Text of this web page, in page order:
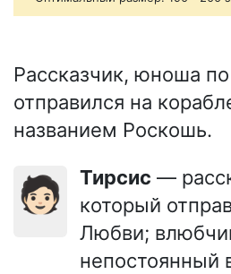
Рассказчик, юноша
отправился на
названием Роскошь.
🧑🏻 Тирсис —
который
Любви;
непостоянный